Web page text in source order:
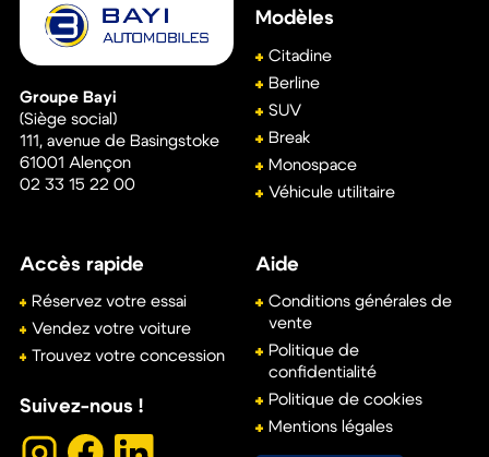
Groupe Bayi
(Siège social)
111, avenue de Basingstoke
61001 Alençon
02 33 15 22 00
Modèles
Citadine
Berline
SUV
Break
Monospace
Véhicule utilitaire
Accès rapide
Réservez votre essai
Vendez votre voiture
Trouvez votre concession
Suivez-nous !
Aide
Conditions générales de
vente
Politique de
confidentialité
Politique de cookies
Mentions légales